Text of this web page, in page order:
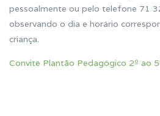
pessoalmente ou pelo telefone 71
observando o dia e horário
criança.
Convite Plantão Pedagógico 2º ao